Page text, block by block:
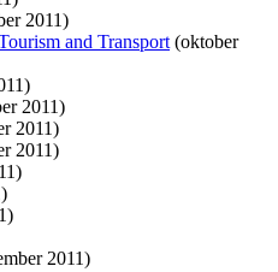
2011)
and Transport(oktober
2011)
2011)
2011)
2011)